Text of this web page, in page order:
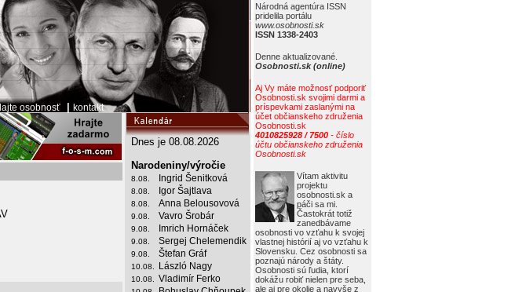
osobnosť kontakt
Národná agentúra ISSN
pridelila portálu
www.osobnosti.sk
ISSN 1338-2403
Denne aktualizované.
Osobnosti.sk (online)
Aj Vy máte možnosť podporiť
Osobnosti.sk svojimi darmi a
príspevkami zaslanými na
účet občianskeho združenia
Osobnosti.sk
4010825928 / 7500 - číslo
účtu občianskeho združenia
Osobnosti.sk
Vítam aktivitu
projektu
osobnosti.sk a
páči sa mi.
Častokrát totiž
zanedbávame
osobnosti vo vzťahu k svojej
vlastnej histórií aj vo vzťahu k
Slovensku. Cez osobnosti sa
poznajú národy a štáty.
Osobnosti sú ľudia, ktorí
dokážu robiť nielen pre seba,
ale aj pre okolie a navyše z
Dnes je 08.08.2026
Narodeniny/výročie
8.08. Ingrid Šenitková
8.08. Igor Šajtlava
8.08. Anna Belousovová
9.08. Vavro Šrobár
9.08. Imrich Hornáček
9.08. Sergej Chelemendik
9.08. Štefan Gráf
10.08. László Nagy
10.08. Vladimír Ferko